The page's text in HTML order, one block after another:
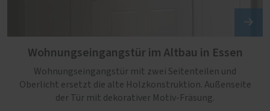
Wohnungseingangstür im Altbau in Essen
Wohnungseingangstür mit zwei Seitenteilen und
Oberlicht ersetzt die alte Holzkonstruktion. Außenseite
der Tür mit dekorativer Motiv-Fräsung.